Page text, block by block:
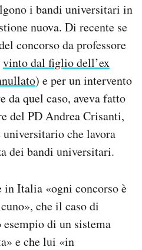
i bandi universitari in
nuova. Di recente se
concorso da professore
vinto dal figlio dell’ex
) e per un intervento
da quel caso, aveva fatto
del PD Andrea Cri­santi,
che lavora
dei bandi universitari.
in Italia «ogni concorso è
che il caso di
esempio di un sistema
e che lui «in